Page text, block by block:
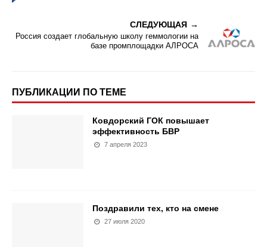
СЛЕДУЮЩАЯ
Россия создает глобальную школу геммологии на
базе промплощадки АЛРОСА
ПУБЛИКАЦИИ ПО ТЕМЕ
Ковдорский ГОК повышает
эффективность БВР
7 апреля 2023
Поздравили тех, кто на смене
27 июля 2020